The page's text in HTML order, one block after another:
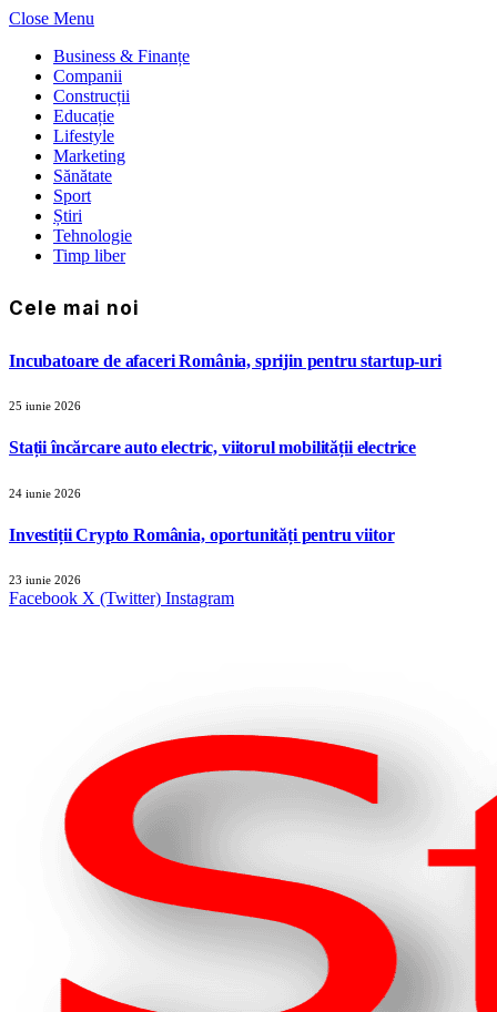
Close Menu
Business & Finanțe
Companii
Construcții
Educație
Lifestyle
Marketing
Sănătate
Sport
Știri
Tehnologie
Timp liber
Cele mai noi
Incubatoare de afaceri România, sprijin pentru startup-uri
25 iunie 2026
Stații încărcare auto electric, viitorul mobilității electrice
24 iunie 2026
Investiții Crypto România, oportunități pentru viitor
23 iunie 2026
Facebook X (Twitter) Instagram